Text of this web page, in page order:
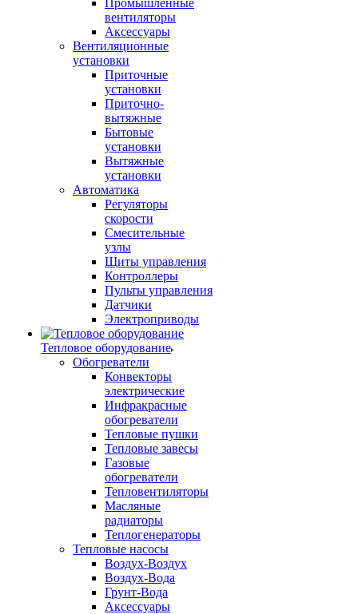
Промышленные
вентиляторы
Аксессуары
Вентиляционные
установки
Приточные
установки
Приточно-
вытяжные
Бытовые
установки
Вытяжные
установки
Автоматика
Регуляторы
скорости
Смесительные
узлы
Щиты управления
Контроллеры
Пульты управления
Датчики
Электроприводы
Тепловое оборудование
Обогреватели
Конвекторы
электрические
Инфракрасные
обогреватели
Тепловые пушки
Тепловые завесы
Газовые
обогреватели
Тепловентиляторы
Масляные
радиаторы
Теплогенераторы
Тепловые насосы
Воздух-Воздух
Воздух-Вода
Грунт-Вода
Аксессуары